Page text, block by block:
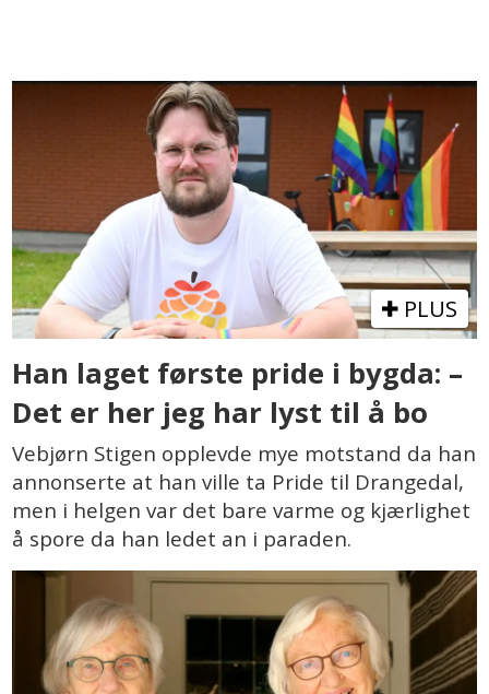
PLUS
Han laget første pride i bygda: –
Det er her jeg har lyst til å bo
Vebjørn Stigen opplevde mye motstand da han
annonserte at han ville ta Pride til Drangedal,
men i helgen var det bare varme og kjærlighet
å spore da han ledet an i paraden.